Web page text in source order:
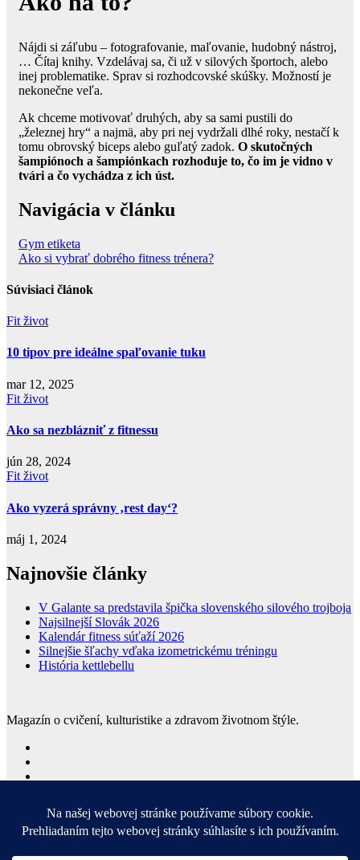
Nájdi si záľubu – fotografovanie, maľovanie, hudobný nástroj,
… Čítaj knihy. Vzdelávaj sa, či už v silových športoch, alebo
inej problematike. Sprav si rozhodcovské skúšky. Možností je
nekonečne veľa.
Ak chceme motivovať druhých, aby sa sami pustili do
„železnej hry“ a najmä, aby pri nej vydržali dlhé roky, nestačí k
tomu obrovský biceps alebo guľatý zadok. O skutočných
šampiónoch a šampiónkach rozhoduje to, čo im je vidno v
tvári a čo vychádza z ich úst.
Navigácia v článku
Gym etiketa
Ako si vybrať dobrého fitness trénera?
Súvisiaci článok
Fit život
10 tipov pre ideálne spaľovanie tuku
mar 12, 2025
Fit život
Ako sa nezblázniť z fitnessu
jún 28, 2024
Fit život
Ako vyzerá správny ‚rest day‘?
máj 1, 2024
Najnovšie články
V Galante sa predstavila špička slovenského silového trojboja
Najsilnejší Slovák 2026
Kalendár fitness súťaží 2026
Silnejšie šľachy vďaka izometrickému tréningu
História kettlebellu
Magazín o cvičení, kulturistike a zdravom životnom štýle.
Created by BARACOA